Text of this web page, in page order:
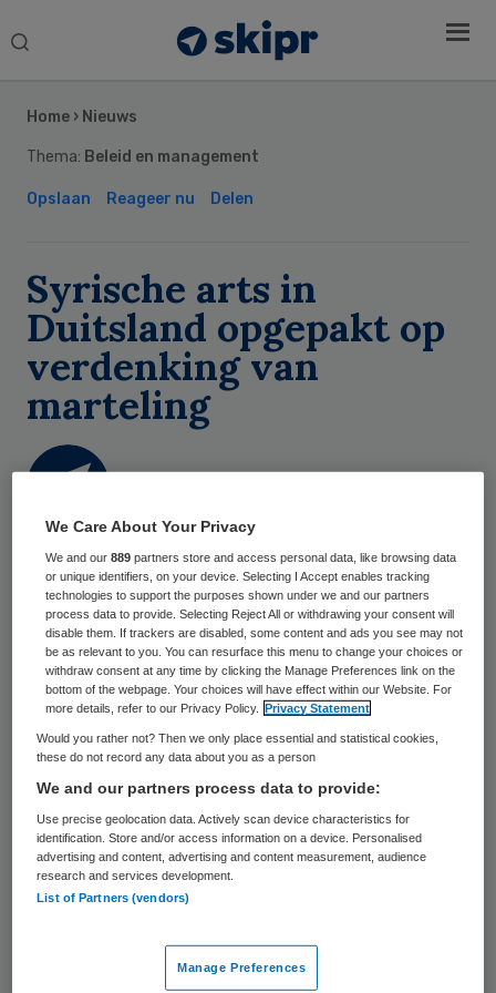
Search
Home › Nieuws
Thema: Beleid en management
Opslaan Reageer nu Delen
Syrische arts in
Duitsland opgepakt op
verdenking van
marteling
948 keer gelezen
Een Syrischeartsis in de Duitse stad
Hesse opgepakt, omdat hij wordt verdacht
van misdaden tegen de menselijkheid. De
man zou in Syrië gevangenen hebben
gemarteld in 2011.
De verdachte, Alaa M., was werkzaam in
een gevangenis van de Syrische geheime
dienst in de stad Homs. Hij zou zeker twee
keer een gevangene hebben gemarteld,
meldt het Duitse Openbaar Ministerie.
Sidebar
We Care About Your Privacy
We and our889 partners store and access personal data, like browsing data
or unique identifiers, on your device. Selecting I Accept enables tracking
technologies to support the purposes shown under we and our partners
process data to provide. Selecting Reject All or withdrawing your consent will
disable them. If trackers are disabled, some content and ads you see may not
be as relevant to you. You can resurface this menu to change your choices or
withdraw consent at any time by clicking the Manage Preferences link on the
bottom of the webpage. Your choices will have effect within our Website. For
more details, refer to our Privacy Policy.
Privacy Statement
Would you rather not? Then we only place essential and statistical cookies,
these do not record any data about you as a person
We and our partners process data to provide:
Use precise geolocation data. Actively scan device characteristics for
identification. Store and/or access information on a device. Personalised
advertising and content, advertising and content measurement, audience
research and services development.
List of Partners (vendors)
Manage Preferences